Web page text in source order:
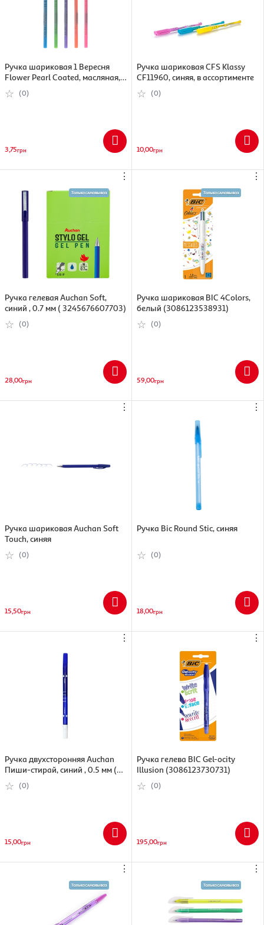
Ручка шариковая 1 Вересня
Flower Pearl Coated, масляная,
синий (5009074110320)
(0)
3,75грн
Ручка шариковая CFS Klassy
CF11960, синяя, в ассортименте
(0)
10,00грн
⋮
Ручка гелевая Auchan Soft,
синий , 0.7 мм ( 3245676607703)
(0)
28,00грн
⋮
Ручка шариковая BIC 4Colors,
белый (3086123538931)
(0)
59,00грн
⋮
Ручка шариковая Auchan Soft
Touch, синяя
(0)
15,50грн
⋮
Ручка Bic Round Stic, синяя
(0)
18,00грн
⋮
Ручка двухсторонняя Auchan
Пиши-стирай, синий , 0.5 мм (
3245676445626)
(0)
15,00грн
⋮
Ручка гелева BIC Gel-ocity
Illusion (3086123730731)
(0)
195,00грн
⋮ ⋮